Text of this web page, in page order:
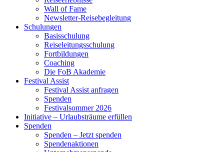
Wall of Fame
Newsletter-Reisebegleitung
Schulungen
Basisschulung
Reiseleitungsschulung
Fortbildungen
Coaching
Die FoB Akademie
Festival Assist
Festival Assist anfragen
Spenden
Festivalsommer 2026
Initiative – Urlaubsträume erfüllen
Spenden
Spenden – Jetzt spenden
Spendenaktionen